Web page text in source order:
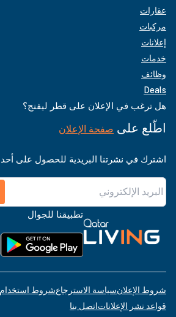
عقارات
مركبات
إعلانات
خدمات
وظائف
Deals
هل ترغب في الإعلان على قطر ليفنج؟
اطّلع على صفحة الإعلان
اشترك في نشرتنا البريدية للحصول على
تطبيقنا للجوال
شروط الإعلانسياسة الاسترجاعشروط استخدام
قواعد نشر الإعلاناتاتصل بنا